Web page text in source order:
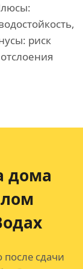
риск
дома
после сдачи